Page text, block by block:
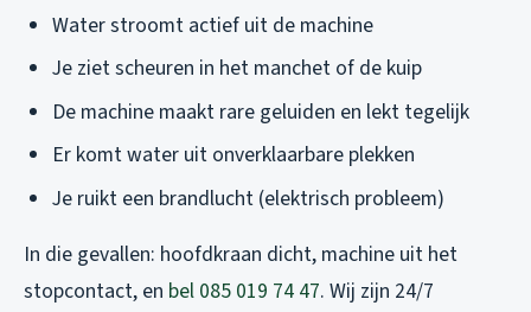
Water stroomt actief uit de machine
Je ziet scheuren in het manchet of de kuip
De machine maakt rare geluiden en lekt tegelijk
Er komt water uit onverklaarbare plekken
Je ruikt een brandlucht (elektrisch probleem)
In die gevallen: hoofdkraan dicht, machine uit het
stopcontact, en bel 085 019 74 47. Wij zijn 24/7